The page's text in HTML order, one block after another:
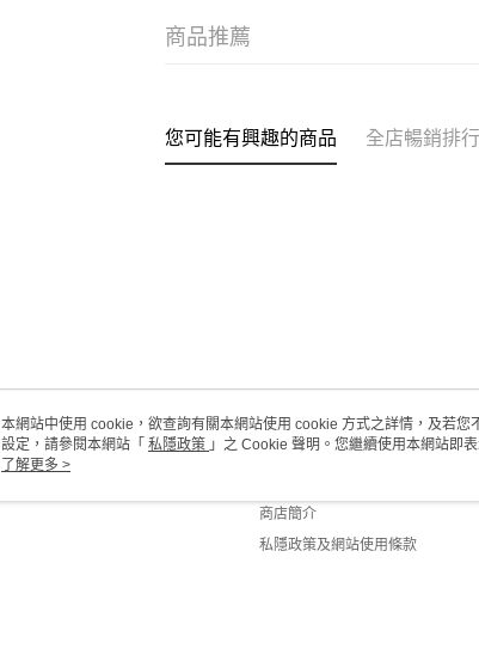
商品推薦
您可能有興趣的商品 全店暢銷排行
關於我們
商店簡介
私隱政策及網站使用條款
本網站中使用 cookie，欲查詢有關本網站使用 cookie 方式之詳情，及若
設定，請參閱本網站「 私隱政策 」之 Cookie 聲明。您繼續使用本網站即
用 cookie。
了解更多 >